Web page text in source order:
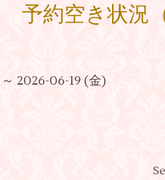
予約空き状況
2026-06-19 (金)